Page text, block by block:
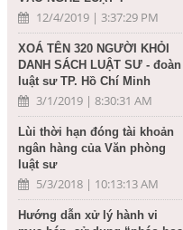
12/4/2019 | 3:37:29 PM
XOÁ TÊN 320 NGƯỜI KHỎI
DANH SÁCH LUẬT SƯ - đoàn
luật sư TP. Hồ Chí Minh
3/1/2019 | 8:30:31 AM
Lùi thời hạn đóng tài khoản
ngân hàng của Văn phòng
luật sư
5/3/2018 | 10:13:13 AM
Hướng dẫn xử lý hành vi